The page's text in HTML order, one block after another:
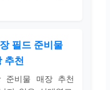
필드 준비물
추천
준비물 매장 추천